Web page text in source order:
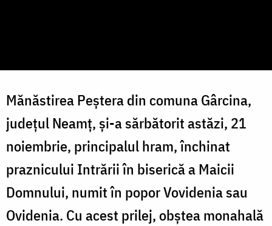
Mănăstirea Peștera din comuna Gârcina,
județul Neamț, și-a sărbătorit astăzi, 21
noiembrie, principalul hram, închinat
praznicului Intrării în biserică a Maicii
Domnului, numit în popor Vovidenia sau
Ovidenia. Cu acest prilej, obștea monahală